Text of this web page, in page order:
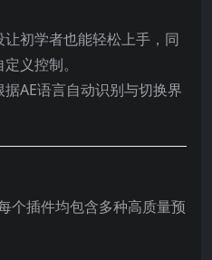
初学者也能轻松上手，同
义控制。
据AE语言自动识别与切换界
个插件均包含多种高质量预